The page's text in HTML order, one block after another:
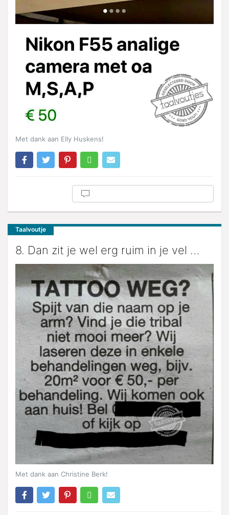
Met dank aan Elly Huskens!
Taalvoutje
8. Dan zit je wel erg ruim in je vel …
Met dank aan Christine Berk!